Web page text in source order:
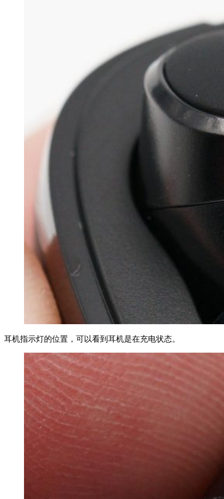
耳机指示灯的位置，可以看到耳机是在充电状态。